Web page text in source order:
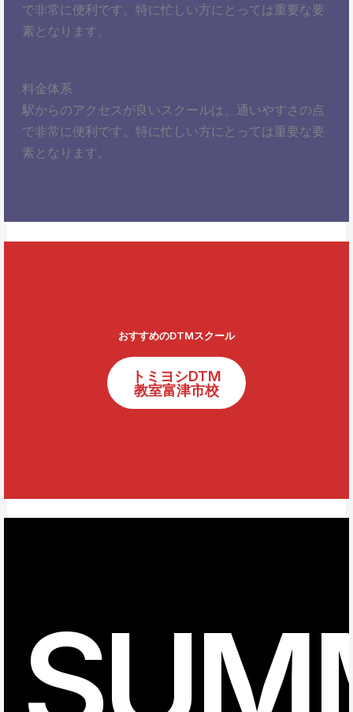
で非常に便利です。特に忙しい方にとっては重要な要
素となります。
料金体系
駅からのアクセスが良いスクールは、通いやすさの点
で非常に便利です。特に忙しい方にとっては重要な要
素となります。
おすすめのDTMスクール
トミヨシDTM
教室富津市校